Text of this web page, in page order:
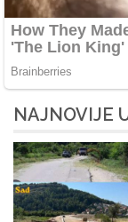
NAJNOVIJE